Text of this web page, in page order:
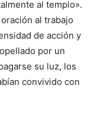
al templo».
al trabajo
de acción y
por un
su luz, los
convivido con